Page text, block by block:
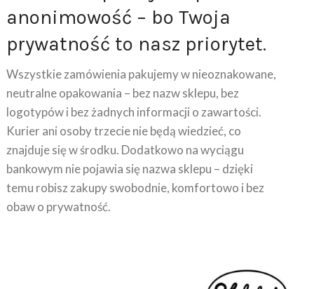
anonimowość – bo Twoja
prywatność to nasz priorytet.
Wszystkie zamówienia pakujemy w nieoznakowane,
neutralne opakowania – bez nazw sklepu, bez
logotypów i bez żadnych informacji o zawartości.
Kurier ani osoby trzecie nie będą wiedzieć, co
znajduje się w środku. Dodatkowo na wyciągu
bankowym nie pojawia się nazwa sklepu – dzięki
temu robisz zakupy swobodnie, komfortowo i bez
obaw o prywatność.